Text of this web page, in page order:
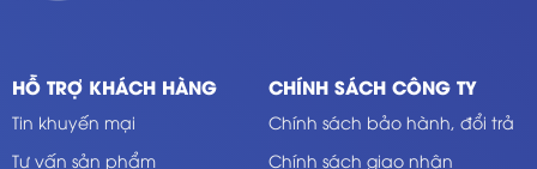
HỖ TRỢ KHÁCH HÀNG
Tin khuyến mại
Tư vấn sản phẩm
CHÍNH SÁCH CÔNG TY
Chính sách bảo hành, đổi trả
Chính sách giao nhận